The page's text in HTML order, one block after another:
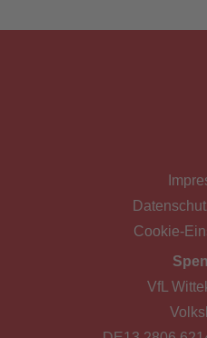
Cookie-
VfL